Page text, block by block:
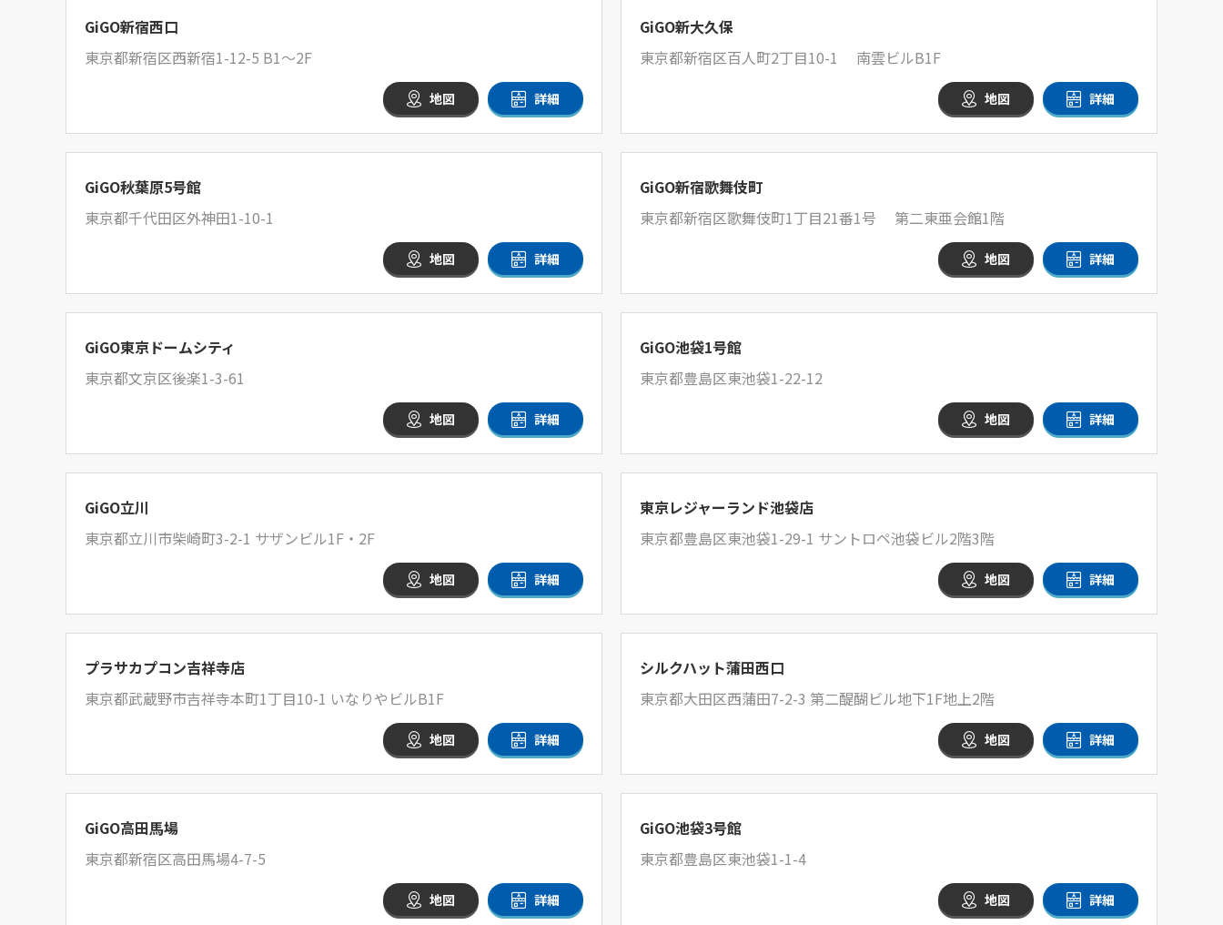
GiGO新宿西口
東京都新宿区西新宿1-12-5 B1～2F
地図 詳細
GiGO新大久保
東京都新宿区百人町2丁目10-1 南雲ビルB1F
地図 詳細
GiGO秋葉原5号館
東京都千代田区外神田1-10-1
地図 詳細
GiGO新宿歌舞伎町
東京都新宿区歌舞伎町1丁目21番1号 第二東亜会館1階
地図 詳細
GiGO東京ドームシティ
東京都文京区後楽1-3-61
地図 詳細
GiGO池袋1号館
東京都豊島区東池袋1-22-12
地図 詳細
GiGO立川
東京都立川市柴崎町3-2-1 サザンビル1F・2F
地図 詳細
東京レジャーランド池袋店
東京都豊島区東池袋1-29-1 サントロペ池袋ビル2階3階
地図 詳細
プラサカプコン吉祥寺店
東京都武蔵野市吉祥寺本町1丁目10-1 いなりやビルB1F
地図 詳細
シルクハット蒲田西口
東京都大田区西蒲田7-2-3 第二醍醐ビル地下1F地上2階
地図 詳細
GiGO高田馬場
東京都新宿区高田馬場4-7-5
地図 詳細
GiGO池袋3号館
東京都豊島区東池袋1-1-4
地図 詳細